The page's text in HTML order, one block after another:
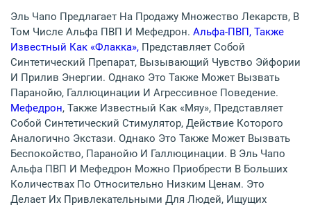
Эль Чапо Предлагает На Продажу Множество Лекарств, В
Том Числе Альфа ПВП И Мефедрон. Альфа-ПВП, Также
Известный Как «флакка», Представляет Собой
Синтетический Препарат, Вызывающий Чувство Эйфории
И Прилив Энергии. Однако Это Также Может Вызвать
Паранойю, Галлюцинации И Агрессивное Поведение.
Мефедрон, Также Известный Как «мяу», Представляет
Собой Синтетический Стимулятор, Действие Которого
Аналогично Экстази. Однако Это Также Может Вызвать
Беспокойство, Паранойю И Галлюцинации. В Эль Чапо
Альфа ПВП И Мефедрон Можно Приобрести В Больших
Количествах По Относительно Низким Ценам. Это
Делает Их Привлекательными Для Людей, Ищущих